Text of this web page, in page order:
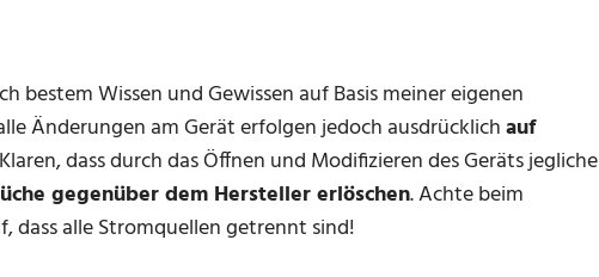
bestem Wissen und Gewissen auf Basis meiner eigenen
Änderungen am Gerät erfolgen jedoch ausdrücklichauf
dass durch das Öffnen und Modifizieren des Geräts jegliche
gegenüber dem Hersteller erlöschen. Achte beim
dass alle Stromquellen getrennt sind!